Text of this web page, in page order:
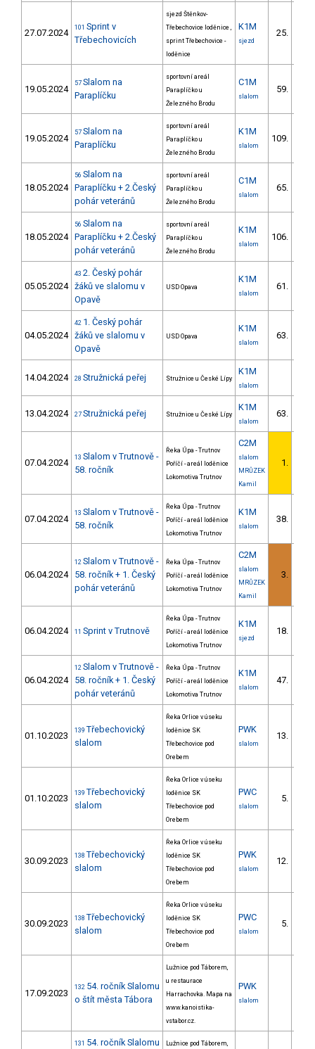
27.07.2024 101 Sprint v
Třebechovicích
sjezd Štěnkov-
Třebechovice loděnice ,
sprint Třebechovice -
loděnice
K1M
sjezd
25.
19.05.2024
57 Slalom na
Paraplíčku
sportovní areál
Paraplíčko u
Železného Brodu
C1M
slalom
59.
19.05.2024
57 Slalom na
Paraplíčku
sportovní areál
Paraplíčko u
Železného Brodu
K1M
slalom
109.
18.05.2024
56 Slalom na
Paraplíčku + 2.Český
pohár veteránů
sportovní areál
Paraplíčko u
Železného Brodu
C1M
slalom
65.
18.05.2024
56 Slalom na
Paraplíčku + 2.Český
pohár veteránů
sportovní areál
Paraplíčko u
Železného Brodu
K1M
slalom
106.
05.05.2024
43 2. Český pohár
žáků ve slalomu v
Opavě
USD Opava
K1M
slalom
61.
04.05.2024
42 1. Český pohár
žáků ve slalomu v
Opavě
USD Opava
K1M
slalom
63.
14.04.2024 28 Stružnická peřej Stružnice u České Lípy
K1M
slalom
13.04.2024 27 Stružnická peřej Stružnice u České Lípy
K1M
slalom
63.
07.04.2024 13 Slalom v Trutnově -
58. ročník
Řeka Úpa - Trutnov
Poříčí - areál loděnice
Lokomotiva Trutnov
C2M
slalom
MRŮZEK
Kamil
1.
07.04.2024
13 Slalom v Trutnově -
58. ročník
Řeka Úpa - Trutnov
Poříčí - areál loděnice
Lokomotiva Trutnov
K1M
slalom
38.
06.04.2024
12 Slalom v Trutnově -
58. ročník + 1. Český
pohár veteránů
Řeka Úpa - Trutnov
Poříčí - areál loděnice
Lokomotiva Trutnov
C2M
slalom
MRŮZEK
Kamil
3.
06.04.2024 11 Sprint v Trutnově
Řeka Úpa - Trutnov
Poříčí - areál loděnice
Lokomotiva Trutnov
K1M
sjezd
18.
06.04.2024
12 Slalom v Trutnově -
58. ročník + 1. Český
pohár veteránů
Řeka Úpa - Trutnov
Poříčí - areál loděnice
Lokomotiva Trutnov
K1M
slalom
47.
01.10.2023 139 Třebechovický
slalom
Řeka Orlice v úseku
loděnice SK
Třebechovice pod
Orebem
PWK
slalom
13.
01.10.2023 139 Třebechovický
slalom
Řeka Orlice v úseku
loděnice SK
Třebechovice pod
Orebem
PWC
slalom
5.
30.09.2023 138 Třebechovický
slalom
Řeka Orlice v úseku
loděnice SK
Třebechovice pod
Orebem
PWK
slalom
12.
30.09.2023 138 Třebechovický
slalom
Řeka Orlice v úseku
loděnice SK
Třebechovice pod
Orebem
PWC
slalom
5.
17.09.2023
132 54. ročník Slalomu
o štít města Tábora
Lužnice pod Táborem,
u restaurace
Harrachovka. Mapa na
www.kanoistika-
vstabor.cz.
PWK
slalom
131 54. ročník Slalomu
Lužnice pod Táborem,